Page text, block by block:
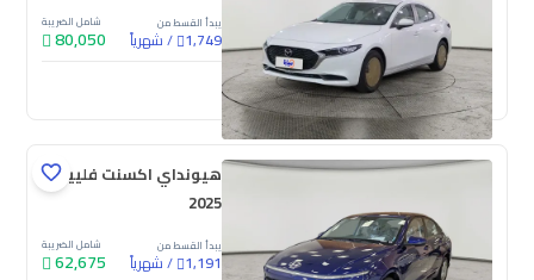
يبدأ القسط من
1,749
/شهرياً
شامل الضريبة
80,050
جديدة ملوحة
هيونداي اكسنت فلييت
2025
يبدأ القسط من
1,191
/شهرياً
شامل الضريبة
62,675